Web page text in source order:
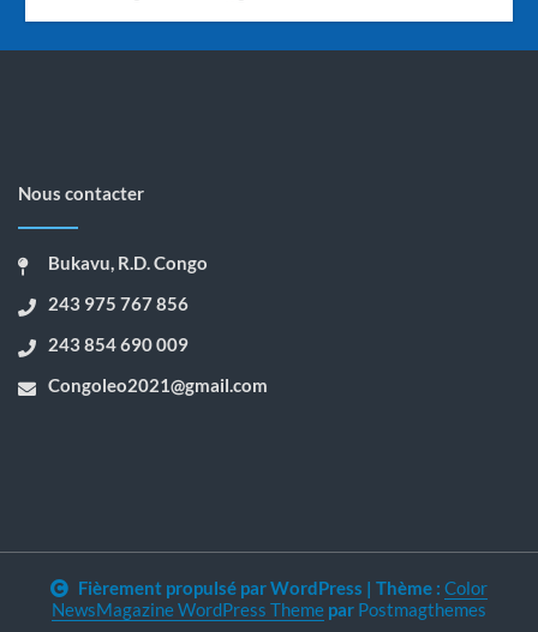
Nous contacter
Bukavu, R.D. Congo
243 975 767 856
243 854 690 009
Congoleo2021@gmail.com
Fièrement propulsé par WordPress | Thème : Color
NewsMagazine WordPress Theme par Postmagthemes